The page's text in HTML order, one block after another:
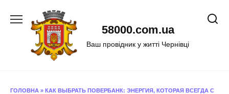
58000.com.ua
Ваш провідник у житті Чернівці
ГОЛОВНА » КАК ВЫБРАТЬ ПОВЕРБАНК: ЭНЕРГИЯ, КОТОРАЯ ВСЕГДА С